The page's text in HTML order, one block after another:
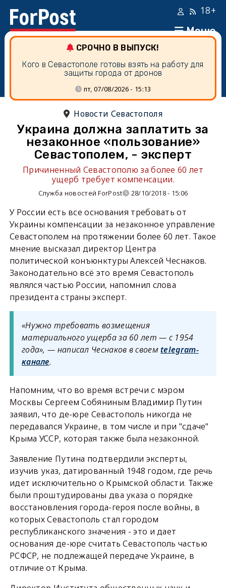
Меню
18+
СРОЧНО В ВЫПУСК!
Кого в Севастополе готовы взять на работу для
защиты города от дронов
пт, 07/08/2026 - 15:13
Новости Севастополя
Украина должна заплатить за
незаконное «пользование»
Севастополем, - эксперт
Причиненный Севастополю за более 60 лет
ущерб требует компенсации.
Служба новостей ForPost 28/10/2018 - 15:06
У России есть все основания требовать от
Украины компенсации за незаконное управление
Севастополем на протяжении более 60 лет. Такое
мнение высказал директор Центра
политической конъюнктуры Алексей Чеснаков.
Законодательно всё это время Севастополь
являлся частью России, напомнил слова
президента страны эксперт.
«Нужно требовать возмещения
материального ущерба за 60 лет — с 1954
года», — написал Чеснаков в своемtelegram-
канале.
Напомним, что во время встречи с мэром
Москвы Сергеем Собяниным Владимир Путин
заявил, что де-юре Севастополь никогда не
передавался Украине, в том числе и при "сдаче"
Крыма УССР, которая также была незаконной.
Заявление Путина подтвердили эксперты,
изучив указ, датированный 1948 годом, где речь
идет исключительно о Крымской области. Также
были проштудированы два указа о порядке
восстановления города-героя после войны, в
которых Севастополь стал городом
республиканского значения - это и дает
основания де-юре считать Севастополь частью
РСФСР, не подлежащей передаче Украине, в
отличие от Крыма.